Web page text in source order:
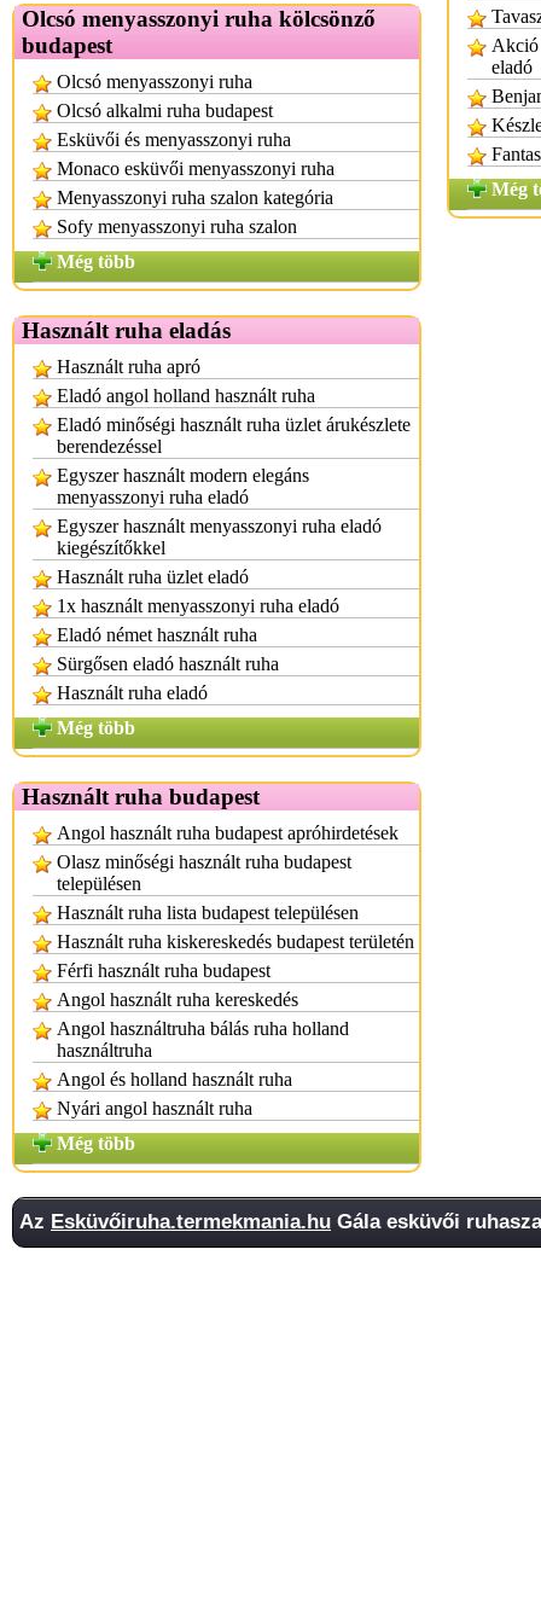
Olcsó menyasszonyi ruha kölcsönző
budapest
Olcsó menyasszonyi ruha
Olcsó alkalmi ruha budapest
Esküvői és menyasszonyi ruha
Monaco esküvői menyasszonyi ruha
Menyasszonyi ruha szalon kategória
Sofy menyasszonyi ruha szalon
Még több
Használt ruha eladás
Használt ruha apró
Eladó angol holland használt ruha
Eladó minőségi használt ruha üzlet árukészlete
berendezéssel
Egyszer használt modern elegáns
menyasszonyi ruha eladó
Egyszer használt menyasszonyi ruha eladó
kiegészítőkkel
Használt ruha üzlet eladó
1x használt menyasszonyi ruha eladó
Eladó német használt ruha
Sürgősen eladó használt ruha
Használt ruha eladó
Még több
Használt ruha budapest
Angol használt ruha budapest apróhirdetések
Olasz minőségi használt ruha budapest
településen
Használt ruha lista budapest településen
Használt ruha kiskereskedés budapest területén
Férfi használt ruha budapest
Angol használt ruha kereskedés
Angol használtruha bálás ruha holland
használtruha
Angol és holland használt ruha
Nyári angol használt ruha
Még több
Akció
eladó
Még
Az Esküvőiruha.termekmania.hu Gála esküvői